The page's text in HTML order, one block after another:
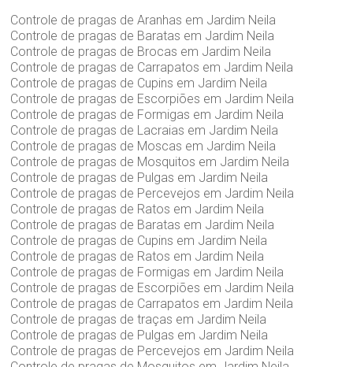
Controle de pragas de Aranhas em Jardim Neila
Controle de pragas de Baratas em Jardim Neila
Controle de pragas de Brocas em Jardim Neila
Controle de pragas de Carrapatos em Jardim Neila
Controle de pragas de Cupins em Jardim Neila
Controle de pragas de Escorpiões em Jardim Neila
Controle de pragas de Formigas em Jardim Neila
Controle de pragas de Lacraias em Jardim Neila
Controle de pragas de Moscas em Jardim Neila
Controle de pragas de Mosquitos em Jardim Neila
Controle de pragas de Pulgas em Jardim Neila
Controle de pragas de Percevejos em Jardim Neila
Controle de pragas de Ratos em Jardim Neila
Controle de pragas de Baratas em Jardim Neila
Controle de pragas de Cupins em Jardim Neila
Controle de pragas de Ratos em Jardim Neila
Controle de pragas de Formigas em Jardim Neila
Controle de pragas de Escorpiões em Jardim Neila
Controle de pragas de Carrapatos em Jardim Neila
Controle de pragas de traças em Jardim Neila
Controle de pragas de Pulgas em Jardim Neila
Controle de pragas de Percevejos em Jardim Neila